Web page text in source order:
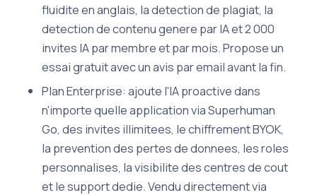
fluidite en anglais, la detection de plagiat, la
detection de contenu genere par IA et 2 000
invites IA par membre et par mois. Propose un
essai gratuit avec un avis par email avant la fin.
Plan Enterprise: ajoute l'IA proactive dans
n'importe quelle application via Superhuman
Go, des invites illimitees, le chiffrement BYOK,
la prevention des pertes de donnees, les roles
personnalises, la visibilite des centres de cout
et le support dedie. Vendu directement via